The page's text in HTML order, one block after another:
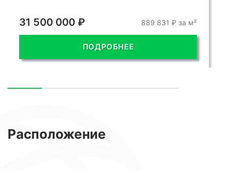
31 500 000 ₽ 889 831 ₽ за м²
ПОДРОБНЕЕ
Расположение